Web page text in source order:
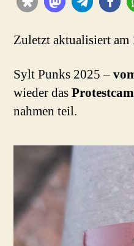
Zuletzt aktualisiert
Sylt Punks 2025 –
wieder das
nahmen teil.